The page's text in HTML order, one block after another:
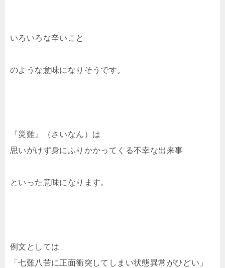
いろいろな辛いこと
のような意味になりそうです。
『災難』（さいなん）は
思いがけず身にふりかかってくる不幸な出来事
といった意味になります。
例文としては
「七難八苦に正面衝突してしまい状態異常がひどい」